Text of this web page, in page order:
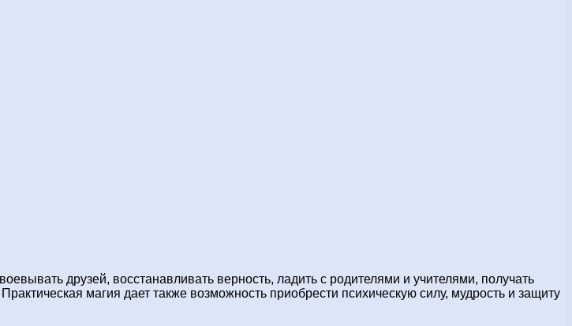
друзей, восстанавливать верность, ладить с родителями и учителями, получать
магия дает также возможность приобрести психическую силу, мудрость и защиту